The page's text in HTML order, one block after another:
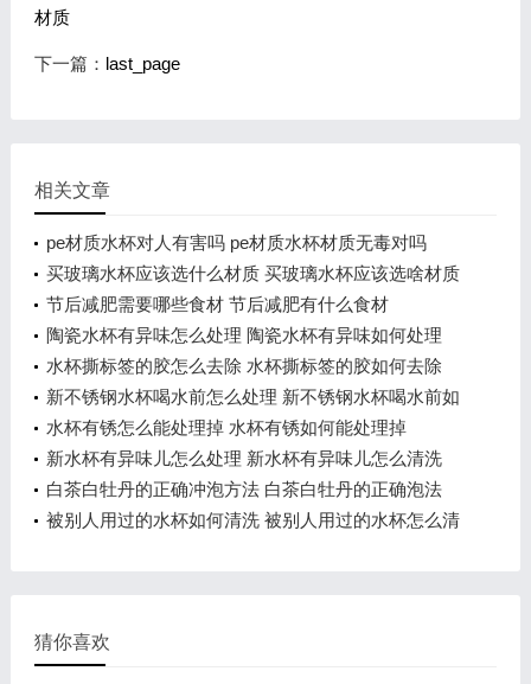
材质
下一篇： last_page
相关文章
pe材质水杯对人有害吗 pe材质水杯材质无毒对吗
买玻璃水杯应该选什么材质 买玻璃水杯应该选啥材质
节后减肥需要哪些食材 节后减肥有什么食材
陶瓷水杯有异味怎么处理 陶瓷水杯有异味如何处理
水杯撕标签的胶怎么去除 水杯撕标签的胶如何去除
新不锈钢水杯喝水前怎么处理 新不锈钢水杯喝水前如
何处理
水杯有锈怎么能处理掉 水杯有锈如何能处理掉
新水杯有异味儿怎么处理 新水杯有异味儿怎么清洗
白茶白牡丹的正确冲泡方法 白茶白牡丹的正确泡法
被别人用过的水杯如何清洗 被别人用过的水杯怎么清
猜你喜欢